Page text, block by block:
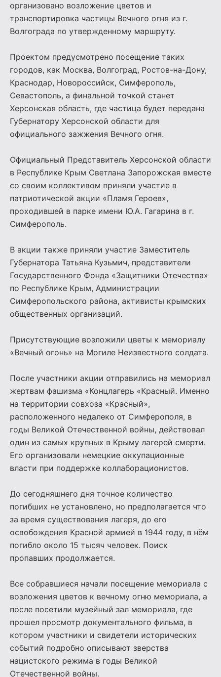
организовано возложение цветов и
транспортировка частицы Вечного огня из г.
Волгограда по утвержденному маршруту.
Проектом предусмотрено посещение таких
городов, как Москва, Волгоград, Ростов-на-Дону,
Краснодар, Новороссийск, Симферополь,
Севастополь, а финальной точкой станет
Херсонская область, где частица будет передана
Губернатору Херсонской области для
официального зажжения Вечного огня.
Официальный Представитель Херсонской области
в Республике Крым Светлана Запорожская вместе
со своим коллективом приняли участие в
патриотической акции «Пламя Героев»,
проходившей в парке имени Ю.А. Гагарина в г.
Симферополь.
В акции также приняли участие Заместитель
Губернатора Татьяна Кузьмич, представители
Государственного Фонда «Защитники Отечества»
по Республике Крым, Администрации
Симферопольского района, активисты крымских
общественных организаций.
Присутствующие возложили цветы к мемориалу
«Вечный огонь» на Могиле Неизвестного солдата.
После участники акции отправились на мемориал
жертвам фашизма «Концлагерь «Красный. Именно
на территории совхоза «Красный»,
расположенного недалеко от Симферополя, в
годы Великой Отечественной войны, действовал
один из самых крупных в Крыму лагерей смерти.
Его организовали немецкие оккупационные
власти при поддержке коллаборационистов.
До сегодняшнего дня точное количество
погибших не установлено, но предполагается что
за время существования лагеря, до его
освобождения Красной армией в 1944 году, в нём
погибло около 15 тысяч человек. Поиск
пропавших продолжается.
Все собравшиеся начали посещение мемориала с
возложения цветов к вечному огню мемориала, а
после посетили музейный зал мемориала, где
прошел просмотр документального фильма, в
котором участники и свидетели исторических
событий подробно описывают зверства
нацистского режима в годы Великой
Отечественной войны.